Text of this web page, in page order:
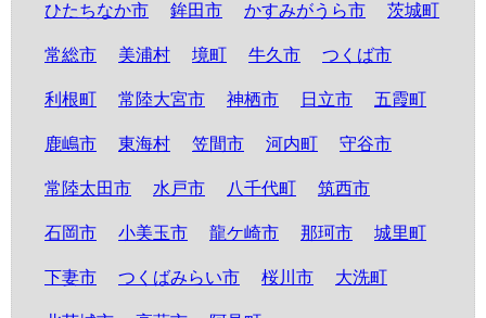
ひたちなか市 鉾田市 かすみがうら市 茨城町
常総市 美浦村 境町 牛久市 つくば市
利根町 常陸大宮市 神栖市 日立市 五霞町
鹿嶋市 東海村 笠間市 河内町 守谷市
常陸太田市 水戸市 八千代町 筑西市
石岡市 小美玉市 龍ケ崎市 那珂市 城里町
下妻市 つくばみらい市 桜川市 大洗町